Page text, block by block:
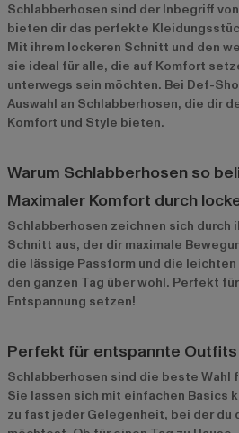
Schlabberhosen sind der Inbegriff
bieten dir das perfekte
Mit ihrem lockeren Schnitt und den
sie ideal für alle, die auf Komfort
unterwegs sein möchten. Bei Def-
Auswahl an Schlabberhosen, die dir
Komfort und Style bieten.
Warum Schlabberhosen so
Maximaler Komfort durch
Schlabberhosen zeichnen sich durch
Schnitt aus, der dir maximale
die lässige Passform und die
den ganzen Tag über wohl. Perfekt
Entspannung setzen!
Perfekt für entspannte
Schlabberhosen sind die beste
Sie lassen sich mit einfachen Basics
zu fast jeder Gelegenheit, bei der du